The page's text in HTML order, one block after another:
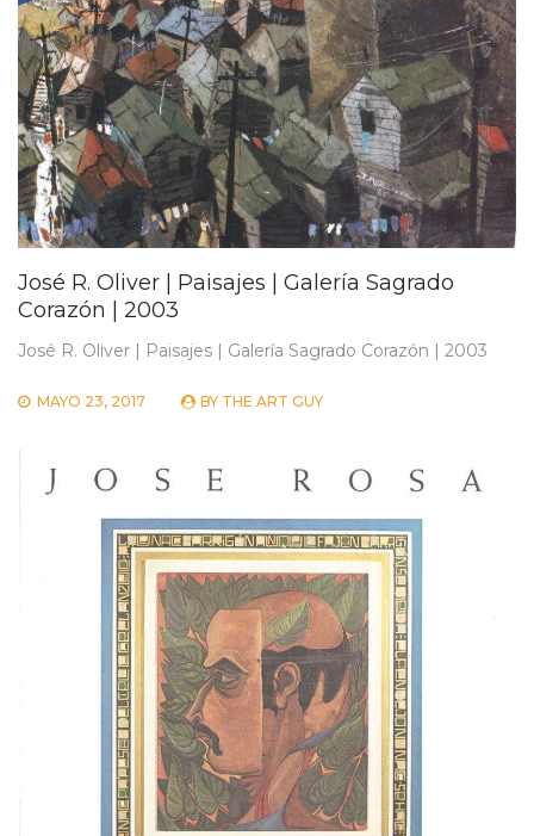
José R. Oliver | Paisajes | Galería Sagrado
Corazón | 2003
José R. Oliver | Paisajes | Galería Sagrado Corazón | 2003
MAYO 23, 2017 BY THE ART GUY